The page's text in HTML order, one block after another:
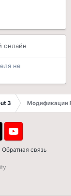
онлайн
не
3 Модификации
Обратная связь
Youtube